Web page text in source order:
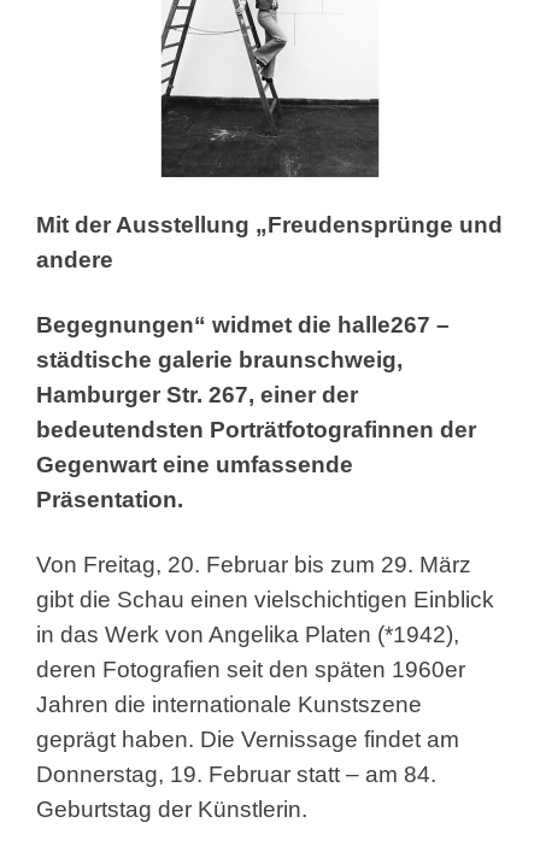
Mit der Ausstellung „Freudensprünge und
andere
Begegnungen“ widmet die halle267 –
städtische galerie braunschweig,
Hamburger Str. 267, einer der
bedeutendsten Porträtfotografinnen der
Gegenwart eine umfassende
Präsentation.
Von Freitag, 20. Februar bis zum 29. März
gibt die Schau einen vielschichtigen Einblick
in das Werk von Angelika Platen (*1942),
deren Fotografien seit den späten 1960er
Jahren die internationale Kunstszene
geprägt haben. Die Vernissage findet am
Donnerstag, 19. Februar statt – am 84.
Geburtstag der Künstlerin.